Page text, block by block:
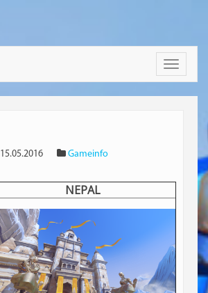
Toggle
15.05.2016 Gameinfo
NEPAL